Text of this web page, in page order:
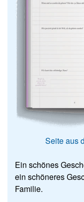
Seite aus
Ein schönes
ein schöneres
Familie.